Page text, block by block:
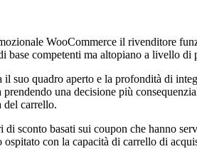
WooCommerce il rivenditore
competenti ma altopiano a livello di
suo quadro aperto e la profondità di
una decisione più
del carrello.
sconto basati sui coupon che hanno
con la capacità di carrello di